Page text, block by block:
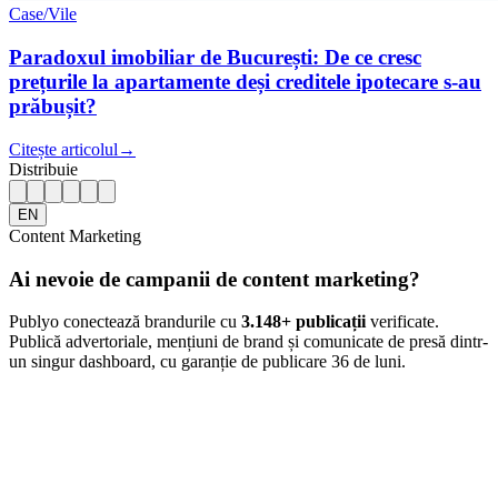
Case/Vile
Paradoxul imobiliar de București: De ce cresc
prețurile la apartamente deși creditele ipotecare s-au
prăbușit?
Citește articolul →
Distribuie
EN
Content Marketing
Ai nevoie de campanii de content marketing?
Publyo conectează brandurile cu 3.148+ publicații verificate.
Publică advertoriale, mențiuni de brand și comunicate de presă dintr-
un singur dashboard, cu garanție de publicare 36 de luni.